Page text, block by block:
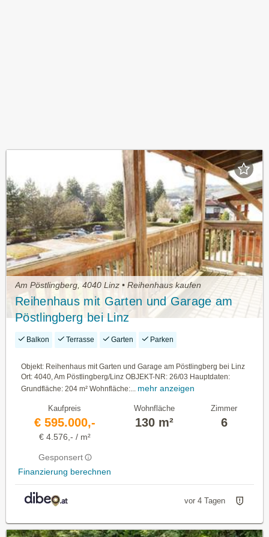
Am Pöstlingberg, 4040 Linz • Reihenhaus kaufen
Reihenhaus mit Garten und Garage am
Pöstlingberg bei Linz
Balkon Terrasse Garten Parken
Objekt: Reihenhaus mit Garten und Garage am Pöstlingberg bei Linz
Ort: 4040, Am Pöstlingberg/Linz OBJEKT-NR: 26/03 Hauptdaten:
Grundfläche: 204 m² Wohnfläche:...
mehr anzeigen
Kaufpreis
€ 595.000,-
€ 4.576,- / m²
Gesponsert
Finanzierung berechnen
Wohnfläche
130 m²
Zimmer
6
vor 4 Tagen